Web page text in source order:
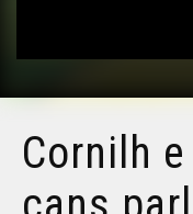
Cornilh